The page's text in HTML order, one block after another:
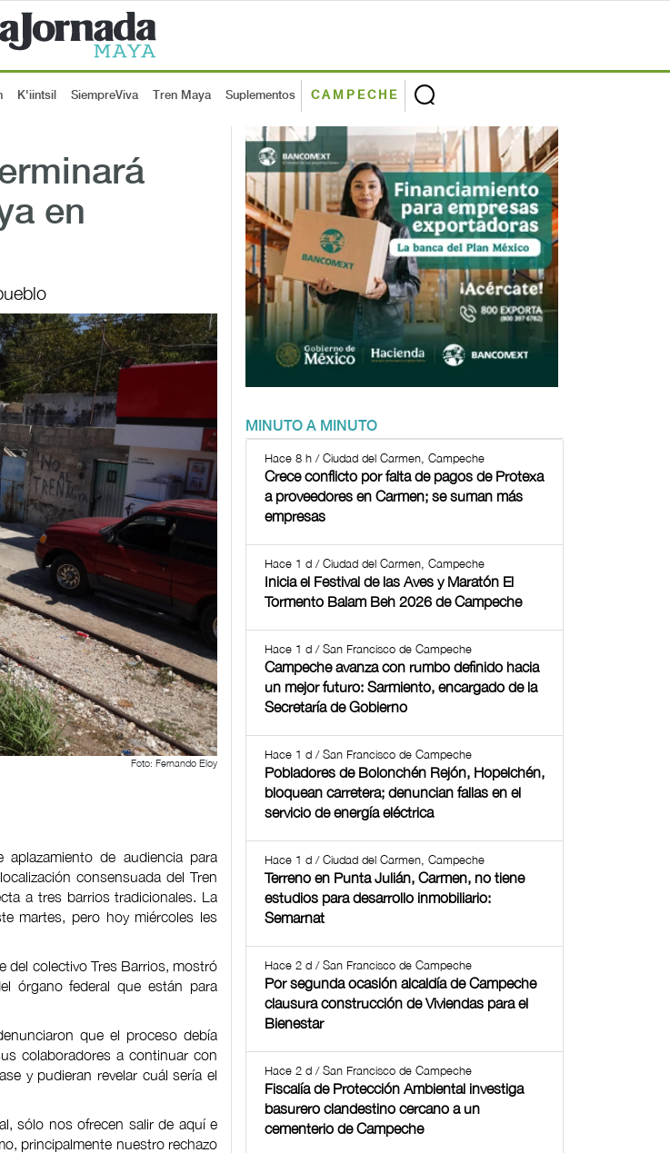
K'iintsil SiempreViva Tren Maya Suplementos CAMPECHE
en
Foto: Fernando Eloy
de audiencia para
consensuada del Tren
a tres barrios tradicionales. La
martes, pero hoy miércoles les
del colectivo Tres Barrios, mostró
órgano federal que están para
que el proceso debía
colaboradores a continuar con
y pudieran revelar cuál sería el
sólo nos ofrecen salir de aquí e
principalmente nuestro rechazo
MINUTO A MINUTO
Hace 8 h / Ciudad del Carmen, Campeche
Crece conflicto por falta de pagos de Protexa
a proveedores en Carmen; se suman más
empresas
Hace 1 d / Ciudad del Carmen, Campeche
Inicia el Festival de las Aves y Maratón El
Tormento Balam Beh 2026 de Campeche
Hace 1 d / San Francisco de Campeche
Campeche avanza con rumbo definido hacia
un mejor futuro: Sarmiento, encargado de la
Secretaría de Gobierno
Hace 1 d / San Francisco de Campeche
Pobladores de Bolonchén Rejón, Hopelchén,
bloquean carretera; denuncian fallas en el
servicio de energía eléctrica
Hace 1 d / Ciudad del Carmen, Campeche
Terreno en Punta Julián, Carmen, no tiene
estudios para desarrollo inmobiliario:
Semarnat
Hace 2 d / San Francisco de Campeche
Por segunda ocasión alcaldía de Campeche
clausura construcción de Viviendas para el
Bienestar
Hace 2 d / San Francisco de Campeche
Fiscalía de Protección Ambiental investiga
basurero clandestino cercano a un
cementerio de Campeche